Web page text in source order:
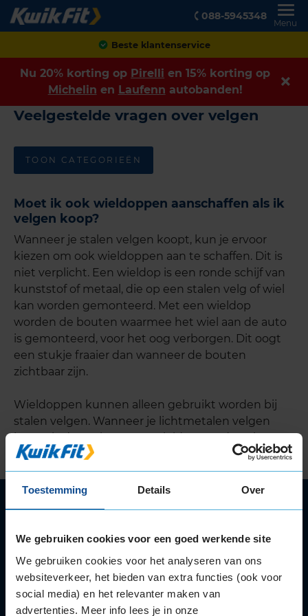
Toestemming Details Over
We gebruiken cookies voor een goed werkende site
We gebruiken cookies voor het analyseren van ons
websiteverkeer, het bieden van extra functies (ook voor
social media) en het relevanter maken van
advertenties. Meer info lees je in onze
088-5945348
Menu
Beste klantenservice
Nu 20% korting op Pirelli en 15% korting op
Michelin en Laufenn autobanden!
Veelgestelde vragen over velgen
TOON CATEGORIEËN
Moet ik ook wieldoppen aanschaffen als ik
velgen koop?
Wanneer je stalen velgen koopt, kun je ervoor
kiezen om ook wieldoppen aan te schaffen. Dit is
niet verplicht. Een wieldop is een ronde schijf van
kunststof of metaal, die op een stalen velg of wiel
kan worden gemonteerd. Met een wieldop
worden de bouten waarmee het wiel aan de auto
is gemonteerd, voor het oog verborgen. Dit oogt
een stukje fraaier dan wanneer de bouten
zichtbaar zijn.
Wieldoppen kunnen alleen gebruikt worden bij
stalen velgen. Wanneer je lichtmetalen velgen
koopt, is de aankoop van wieldoppen dus niet
mogelijk.
Bandenwissel
Onderhoud
APK
Accu
Airco